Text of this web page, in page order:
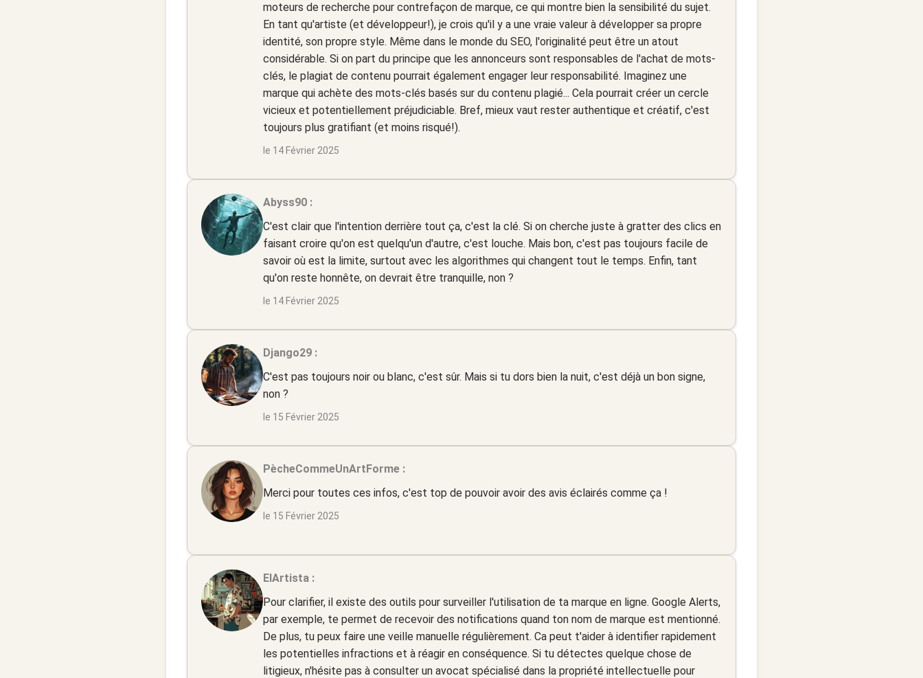
moteurs de recherche pour contrefaçon de marque, ce qui montre bien la sensibilité du sujet.
En tant qu'artiste (et développeur!), je crois qu'il y a une vraie valeur à développer sa propre
identité, son propre style. Même dans le monde du SEO, l'originalité peut être un atout
considérable. Si on part du principe que les annonceurs sont responsables de l'achat de mots-
clés, le plagiat de contenu pourrait également engager leur responsabilité. Imaginez une
marque qui achète des mots-clés basés sur du contenu plagié... Cela pourrait créer un cercle
vicieux et potentiellement préjudiciable. Bref, mieux vaut rester authentique et créatif, c'est
toujours plus gratifiant (et moins risqué!).
le 14 Février 2025
Abyss90 :
C'est clair que l'intention derrière tout ça, c'est la clé. Si on cherche juste à gratter des clics en
faisant croire qu'on est quelqu'un d'autre, c'est louche. Mais bon, c'est pas toujours facile de
savoir où est la limite, surtout avec les algorithmes qui changent tout le temps. Enfin, tant
qu'on reste honnête, on devrait être tranquille, non ?
le 14 Février 2025
Django29 :
C'est pas toujours noir ou blanc, c'est sûr. Mais si tu dors bien la nuit, c'est déjà un bon signe,
non ?
le 15 Février 2025
PècheCommeUnArtForme :
Merci pour toutes ces infos, c'est top de pouvoir avoir des avis éclairés comme ça !
le 15 Février 2025
ElArtista :
Pour clarifier, il existe des outils pour surveiller l'utilisation de ta marque en ligne. Google Alerts,
par exemple, te permet de recevoir des notifications quand ton nom de marque est mentionné.
De plus, tu peux faire une veille manuelle régulièrement. Ca peut t'aider à identifier rapidement
les potentielles infractions et à réagir en conséquence. Si tu détectes quelque chose de
litigieux, n'hésite pas à consulter un avocat spécialisé dans la propriété intellectuelle pour